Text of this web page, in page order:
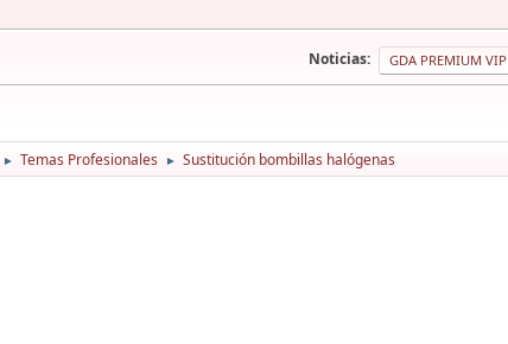
Noticias: GDA PREMIUM VIP
► Temas Profesionales ► Sustitución bombillas halógenas